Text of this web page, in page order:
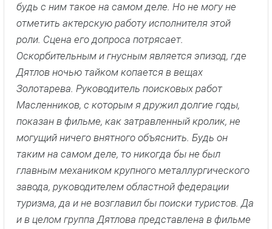
будь с ним такое на самом деле. Но не могу не
отметить актерскую работу исполнителя этой
роли. Сцена его допроса потрясает.
Оскорбительным и гнусным является эпизод, где
Дятлов ночью тайком копается в вещах
Золотарева. Руководитель поисковых работ
Масленников, с которым я дружил долгие годы,
показан в фильме, как затравленный кролик, не
могущий ничего внятного объяснить. Будь он
таким на самом деле, то никогда бы не был
главным механиком крупного металлургического
завода, руководителем областной федерации
туризма, да и не возглавил бы поиски туристов. Да
и в целом группа Дятлова представлена в фильме